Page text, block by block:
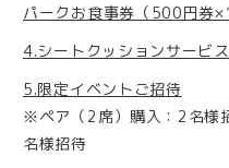
パークお食事券（500円券
4.シートクッションサービス
5.限定イベントご招待
※ペア（2席）購入：2名様
名様招待